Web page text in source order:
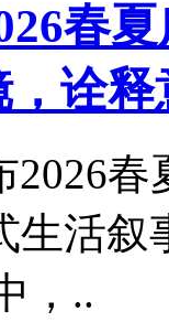
春
诠
2026
生活
，..